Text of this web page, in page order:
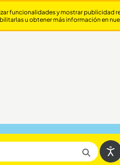
funcionalidades y mostrar publicidad
u obtener más información en